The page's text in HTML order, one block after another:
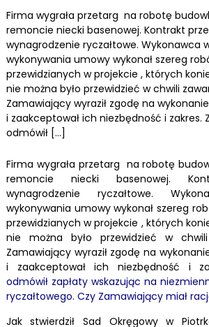
Firma wygrała przetarg na robotę
remoncie niecki basenowej. Kontrakt
wynagrodzenie ryczałtowe. Wykonawca
wykonywania umowy wykonał szereg
przewidzianych w projekcie , których
nie można było przewidzieć w chwili
Zamawiający wyraził zgodę na
i zaakceptował ich niezbędność i zakres.
odmówił […]
Firma wygrała przetarg na robotę
remoncie niecki basenowej.
wynagrodzenie ryczałtowe.
wykonywania umowy wykonał szereg
przewidzianych w projekcie , których
nie można było przewidzieć w
Zamawiający wyraził zgodę na
i zaakceptował ich niezbędność i
odmówił zapłaty wskazując na
ryczałtowego. Czy Zamawiający miał
Jak stwierdził Sad Okręgowy w